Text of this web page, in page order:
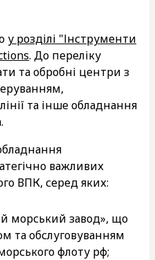
у розділі "Інструменти
. До переліку
та обробні центри з
та інше обладнання
важливих
ВПК, серед яких:
морський завод», що
та обслуговуванням
флоту рф;